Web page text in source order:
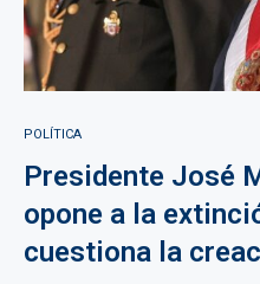
POLÍTICA
Presidente José
opone a la
cuestiona la